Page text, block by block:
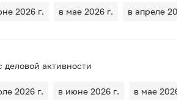
2026 г. в мае 2026 г. в апреле
деловой активности
2026 г. в июне 2026 г. в мае 2026